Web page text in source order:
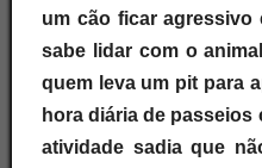
um cão ficar
sabe lidar com o
quem leva um pit para
hora diária de
atividade sadia que